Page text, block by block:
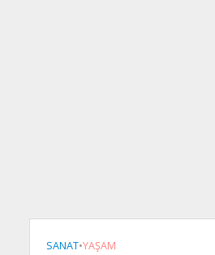
SANAT•YAŞAM